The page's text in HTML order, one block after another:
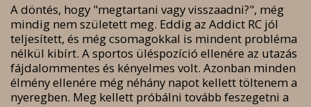
A döntés, hogy "megtartani vagy visszaadni?", még
mindig nem született meg. Eddig az Addict RC jól
teljesített, és még csomagokkal is mindent probléma
nélkül kibírt. A sportos üléspozíció ellenére az utazás
fájdalommentes és kényelmes volt. Azonban minden
élmény ellenére még néhány napot kellett töltenem a
nyeregben. Meg kellett próbálni tovább feszegetni a